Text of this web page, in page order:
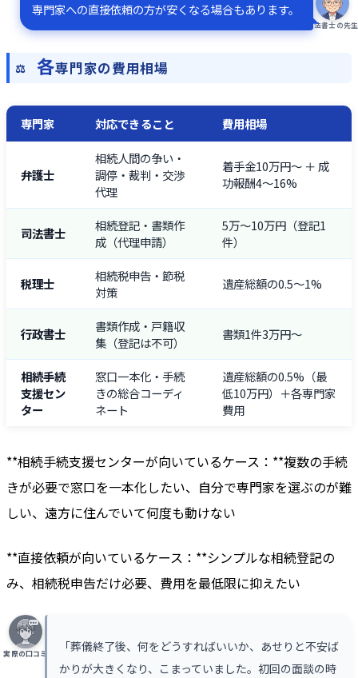
司法書士の先生
専門家への直接依頼の方が安くなる場合もあります。
各専門家の費用相場
専門家 対応できること 費用相場
弁護士
相続人間の争い・
調停・裁判・交渉
代理
着手金10万円〜 ＋ 成
功報酬4〜16%
司法書士
相続登記・書類作
成（代理申請）
5万〜10万円（登記1
件）
税理士
相続税申告・節税
対策
遺産総額の0.5〜1%
行政書士
書類作成・戸籍収
集（登記は不可）
書類1件3万円〜
相続手続
支援セン
ター
窓口一本化・手続
きの総合コーディ
ネート
遺産総額の0.5%（最
低10万円）＋各専門家
費用
**相続手続支援センターが向いているケース：**複数の手続
きが必要で窓口を一本化したい、自分で専門家を選ぶのが難
しい、遠方に住んでいて何度も動けない
**直接依頼が向いているケース：**シンプルな相続登記の
み、相続税申告だけ必要、費用を最低限に抑えたい
実際の口コミ
「葬儀終了後、何をどうすればいいか、あせりと不安ば
かりが大きくなり、こまっていました。初回の面談の時